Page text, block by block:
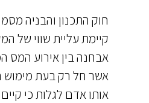
חוק התכנון והבניה
קיימת עליית שווי של
אבחנה בין אירוע
אשר חל רק בעת מימוש
אותו אדם לגלות כי